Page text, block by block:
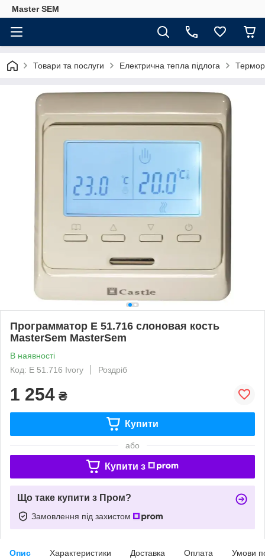
Master SEM
Товари та послуги Електрична тепла підлога
Программатор Е 51.716 слоновая кость
MasterSem MasterSem
В наявності
Код: Е 51.716 Ivory
Роздріб
1 254 ₴
Купити
або
Купити з
Що таке купити з Пром?
Замовлення під захистом
Опис Характеристики Доставка Оплата Умови